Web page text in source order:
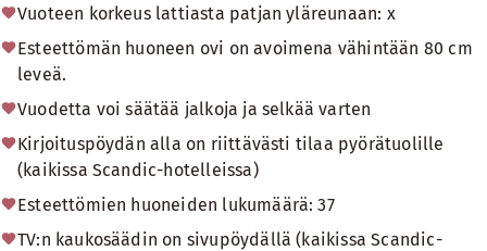
Vuoteen korkeus lattiasta patjan yläreunaan: x
Esteettömän huoneen ovi on avoimena vähintään 80 cm
leveä.
Vuodetta voi säätää jalkoja ja selkää varten
Kirjoituspöydän alla on riittävästi tilaa pyörätuolille
(kaikissa Scandic-hotelleissa)
Esteettömien huoneiden lukumäärä: 37
TV:n kaukosäädin on sivupöydällä (kaikissa Scandic-